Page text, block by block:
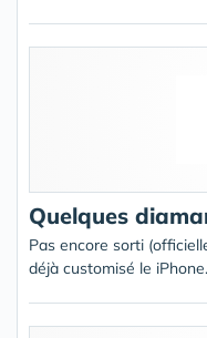
Quelques
Pas encore sorti
déjà customisé le